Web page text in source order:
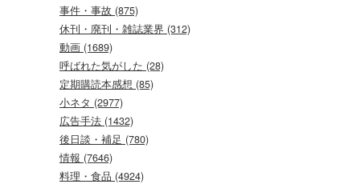
事件・事故 (875)
休刊・廃刊・雑誌業界 (312)
動画 (1689)
呼ばれた気がした (28)
定期購読本感想 (85)
小ネタ (2977)
広告手法 (1432)
後日談・補足 (780)
情報 (7646)
料理・食品 (4924)